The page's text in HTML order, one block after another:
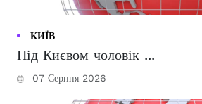
КИЇВ
Під Києвом чоловік ...
07 Серпня 2026